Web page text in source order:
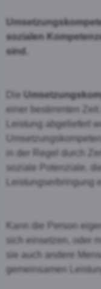
sozialen
sind.
Die
einer bestimmten
Leistung abgeliefert
in der Regel durch
soziale Potenziale,
Leistungserbringung
Kann die Person
sich einsetzen, oder
sie auch andere
gemeinsamen